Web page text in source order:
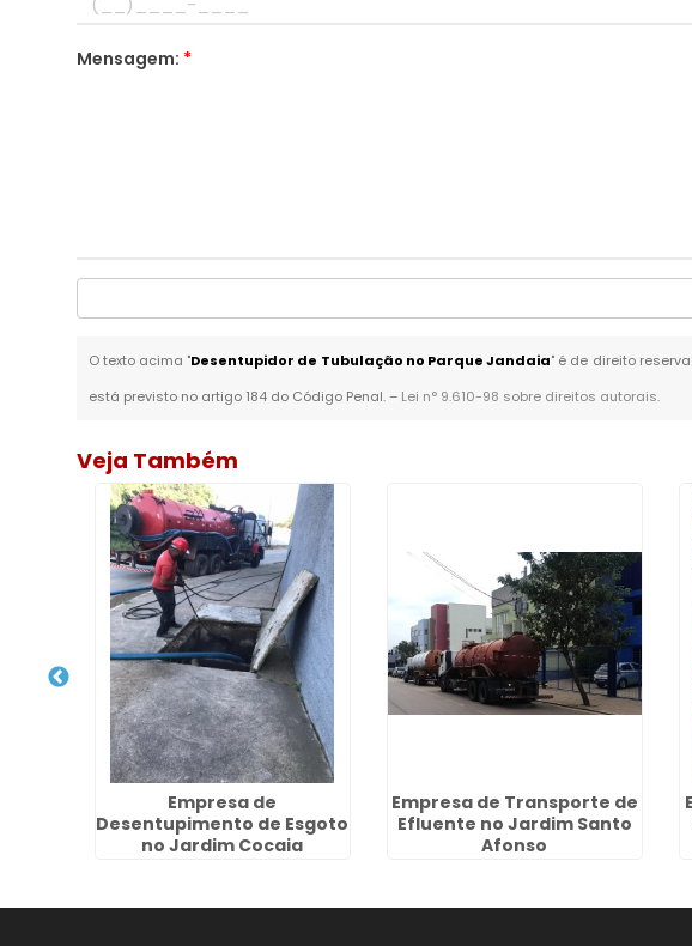
Mensagem: *
O texto acima "Desentupidor de Tubulação no Parque Jandaia" é de direito
está previsto no artigo 184 do Código Penal. – Lei n° 9.610-98 sobre direitos autorais.
Veja Também
Empresa de
Desentupimento de Esgoto
no Jardim Cocaia
Empresa de Transporte de
Efluente no Jardim Santo
Afonso